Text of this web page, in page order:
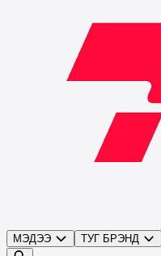
МЭДЭЭ ТУГ БРЭНД